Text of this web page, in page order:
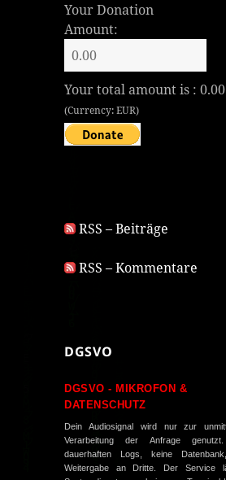
Your Donation
Amount:
Your total amount is :0.00
(Currency: EUR)
RSS – Beiträge
RSS – Kommentare
DGSVO
DGSVO - MIKROFON &
DATENSCHUTZ
Dein Audiosignal wird nur zur
Verarbeitung der Anfrage
dauerhaften Logs, keine
Weitergabe an Dritte. Der Service